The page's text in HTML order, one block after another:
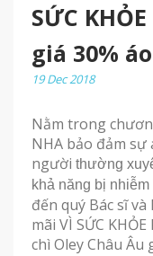
SỨC
giá 30%
19 Dec 2018
Nằm trong
NHA bảo đảm
người thường
khả năng bị nhiễm
đến quý Bác sĩ
mãi VÌ SỨC
chì Oley Châu Âu